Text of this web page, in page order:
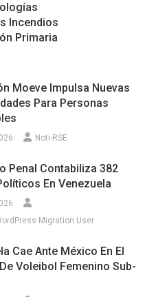
Incendios
Primaria
Moeve Impulsa Nuevas
Para Personas
Noti-RSE
Penal Contabiliza 382
En Venezuela
Migration User
Cae Ante México En El
Voleibol Femenino Sub-